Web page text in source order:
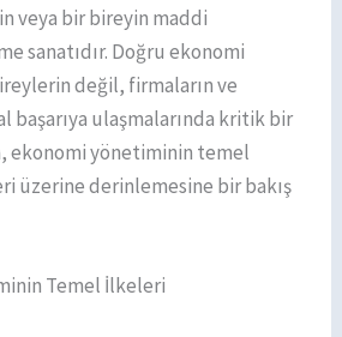
veya bir bireyin maddi
sanatıdır. Doğru ekonomi
değil, firmaların ve
başarıya ulaşmalarında kritik bir
ekonomi yönetiminin temel
üzerine derinlemesine bir bakış
Temel İlkeleri